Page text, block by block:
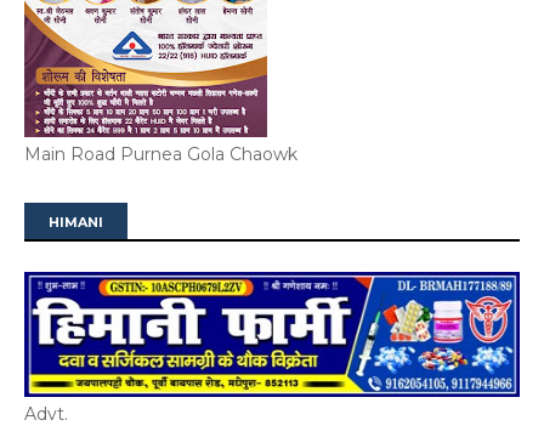
Main Road Purnea Gola Chaowk
HIMANI
Advt.